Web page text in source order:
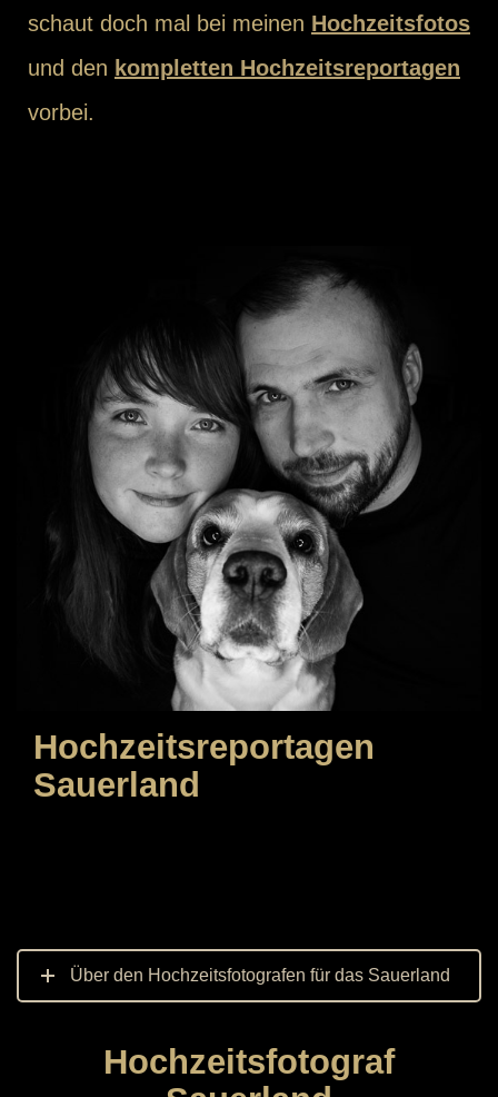
schaut doch mal bei meinen Hochzeitsfotos
und den kompletten Hochzeitsreportagen
vorbei.
Hochzeitsreportagen
Sauerland
Über den Hochzeitsfotografen für das Sauerland
Hochzeitsfotograf